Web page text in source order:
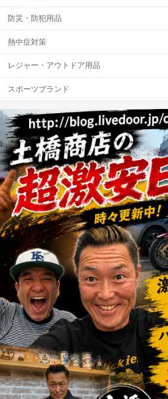
防災・防犯用品
熱中症対策
レジャー・アウトドア用品
スポーツブランド